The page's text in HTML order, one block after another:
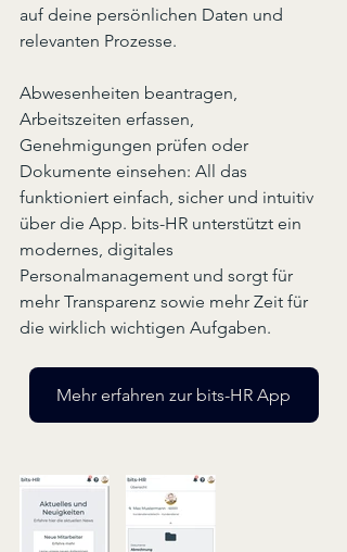
auf deine persönlichen Daten und
relevanten Prozesse.
Abwesenheiten beantragen,
Arbeitszeiten erfassen,
Genehmigungen prüfen oder
Dokumente einsehen: All das
funktioniert einfach, sicher und intuitiv
über die App. bits-HR unterstützt ein
modernes, digitales
Personalmanagement und sorgt für
mehr Transparenz sowie mehr Zeit für
die wirklich wichtigen Aufgaben.
Mehr erfahren zur bits-HR App